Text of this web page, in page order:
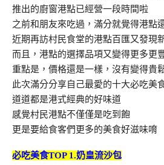
推出的廚窗港點已經營一段時間啦
之前和朋友來吃過，滿分就覺得港點
近期再訪村民食堂的港點百匯又發現
而且，港點的選擇品項又變得更多更
重點是，價格還是一樣，沒有變得貴
此次滿分分享自己最愛的十大必吃美
道道都是港式經典的好味道
感覺村民港點不僅僅是吃到飽
更是要給食客們更多的美食好滋味唷
必吃美食TOP 1.奶皇流沙包